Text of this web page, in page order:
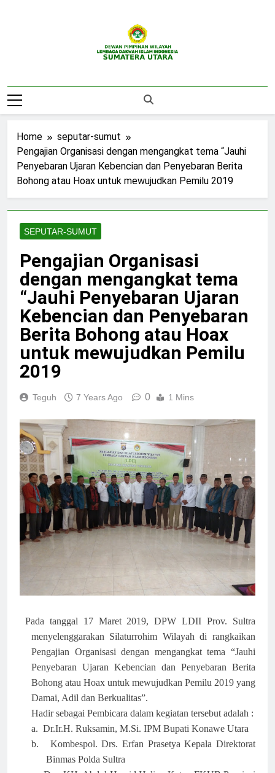
DPW LDII
Sumatera Utara
Home
seputar-sumut
Pengajian Organisasi dengan mengangkat tema “Jauhi
Penyebaran Ujaran Kebencian dan Penyebaran Berita
Bohong atau Hoax untuk mewujudkan Pemilu 2019
SEPUTAR-SUMUT
Pengajian Organisasi
dengan mengangkat tema
“Jauhi Penyebaran Ujaran
Kebencian dan Penyebaran
Berita Bohong atau Hoax
untuk mewujudkan Pemilu
2019
Teguh 7 Years Ago 0 1 Mins
Pada tanggal 17 Maret 2019, DPW LDII Prov. Sultra
menyelenggarakan Silaturrohim Wilayah di rangkaikan
Pengajian Organisasi dengan mengangkat tema “Jauhi
Penyebaran Ujaran Kebencian dan Penyebaran Berita
Bohong atau Hoax untuk mewujudkan Pemilu 2019 yang
Damai, Adil dan Berkualitas”.
Hadir sebagai Pembicara dalam kegiatan tersebut adalah :
a. Dr.Ir.H. Ruksamin, M.Si. IPM Bupati Konawe Utara
b.
Kombespol. Drs. Erfan Prasetya Kepala Direktorat
Binmas Polda Sultra